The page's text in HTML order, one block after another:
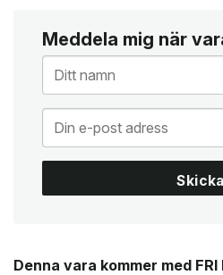
Meddela mig när
Skicka
Denna vara kommer med FRI